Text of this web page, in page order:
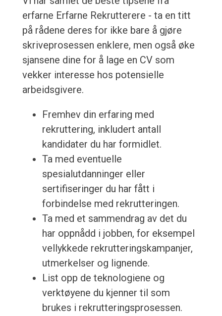
erfarne Erfarne Rekrutterere - ta en titt
på rådene deres for ikke bare å gjøre
skriveprosessen enklere, men også øke
sjansene dine for å lage en CV som
vekker interesse hos potensielle
arbeidsgivere.
Fremhev din erfaring med
rekruttering, inkludert antall
kandidater du har formidlet.
Ta med eventuelle
spesialutdanninger eller
sertifiseringer du har fått i
forbindelse med rekrutteringen.
Ta med et sammendrag av det du
har oppnådd i jobben, for eksempel
vellykkede rekrutteringskampanjer,
utmerkelser og lignende.
List opp de teknologiene og
verktøyene du kjenner til som
brukes i rekrutteringsprosessen.